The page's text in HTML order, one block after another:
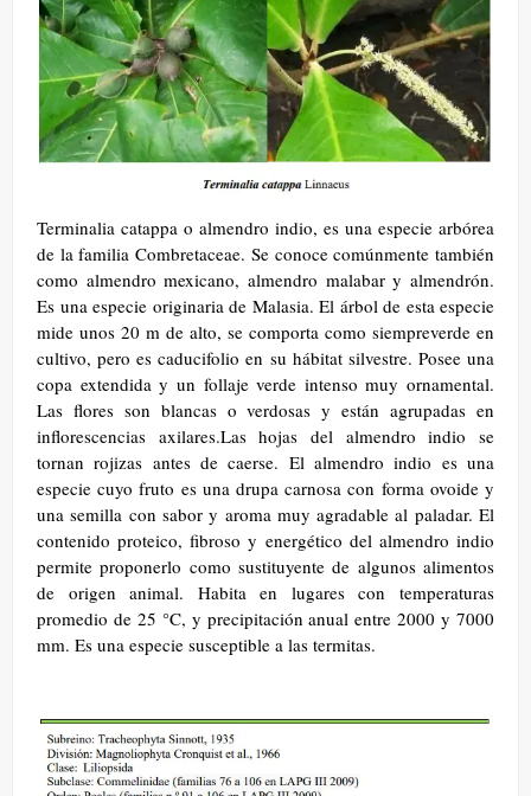
Terminalia catappa o almendro indio, es una especie arbórea
de la familia Combretaceae. Se conoce comúnmente también
como almendro mexicano, almendro malabar y almendrón.
Es una especie originaria de Malasia. El árbol de esta especie
mide unos 20 m de alto, se comporta como siempreverde en
cultivo, pero es caducifolio en su hábitat silvestre. Posee una
copa extendida y un follaje verde intenso muy ornamental.
Las flores son blancas o verdosas y están agrupadas en
inflorescencias axilares.Las hojas del almendro indio se
tornan rojizas antes de caerse. El almendro indio es una
especie cuyo fruto es una drupa carnosa con forma ovoide y
una semilla con sabor y aroma muy agradable al paladar. El
contenido proteico, fibroso y energético del almendro indio
permite proponerlo como sustituyente de algunos alimentos
de origen animal. Habita en lugares con temperaturas
promedio de 25 °C, y precipitación anual entre 2000 y 7000
mm. Es una especie susceptible a las termitas.